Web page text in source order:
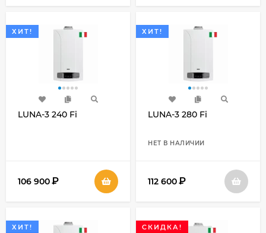
ХИТ!
LUNA-3 240 Fi
106 900₽
ХИТ!
LUNA-3 280 Fi
НЕТ В НАЛИЧИИ
112 600₽
ХИТ! СКИДКА!